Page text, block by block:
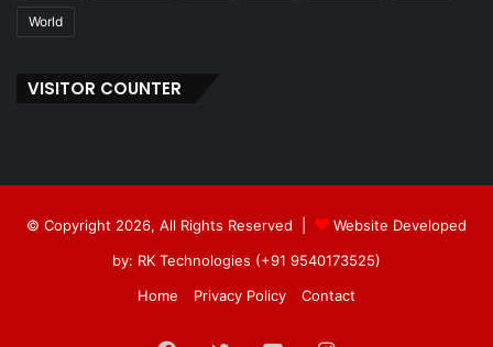
World
VISITOR COUNTER
© Copyright 2026, All Rights Reserved |
Website Developed
by: RK Technologies (+91 9540173525)
Home
Privacy Policy Contact